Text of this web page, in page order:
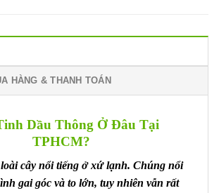
HÀNG & THANH TOÁN
Dầu Thông Ở Đâu Tại
TPHCM?
cây nổi tiếng ở xứ lạnh. Chúng nổi
gai góc và to lớn, tuy nhiên vẫn rất